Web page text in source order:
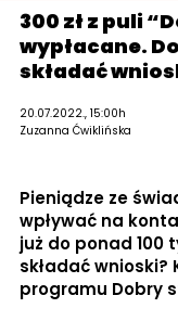
300 zł z puli
wypłacane.
składać
20.07.2022., 15:00h
Zuzanna Ćwiklińska
Pieniądze ze
wpływać na
już do ponad 100
składać
programu Dobry